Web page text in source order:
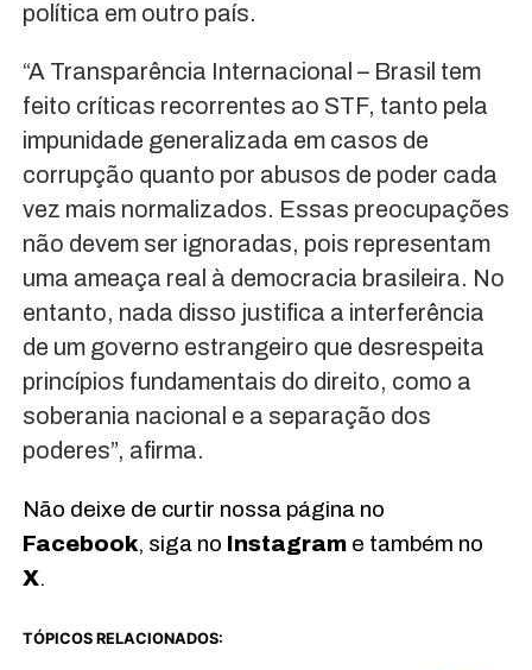
política em outro país.
“A Transparência Internacional – Brasil tem
feito críticas recorrentes ao STF, tanto pela
impunidade generalizada em casos de
corrupção quanto por abusos de poder cada
vez mais normalizados. Essas preocupações
não devem ser ignoradas, pois representam
uma ameaça real à democracia brasileira. No
entanto, nada disso justifica a interferência
de um governo estrangeiro que desrespeita
princípios fundamentais do direito, como a
soberania nacional e a separação dos
poderes”, afirma.
Não deixe de curtir nossa página no
Facebook, siga no Instagrame também no
X.
TÓPICOS RELACIONADOS: